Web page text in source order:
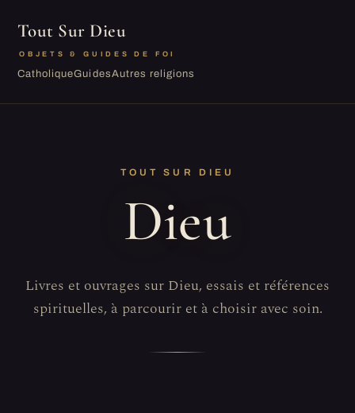
Tout Sur Dieu
OBJETS & GUIDES DE FOI
CatholiqueGuidesAutres religions
TOUT SUR DIEU
Dieu
Livres et ouvrages sur Dieu, essais et références
spirituelles, à parcourir et à choisir avec soin.